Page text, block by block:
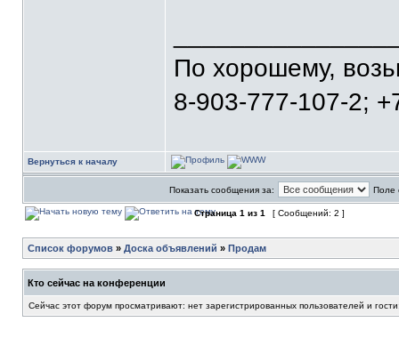
По хорошему,
8-903-777-107-2;
Вернуться к началу
Показать сообщения за: Поле
Страница 1 из 1 [ Сообщений: 2 ]
Список форумов » Доска объявлений » Продам
Кто сейчас на конференции
Сейчас этот форум просматривают: нет зарегистрированных пользователей и